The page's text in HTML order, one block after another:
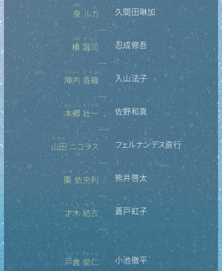
泉
いずみ
ルカ
…
久間田琳加
椿
つばき
誠司
せいじ
…
忍成修吾
陣内
じんない
香織
かおり
…
入山法子
本郷
ほんごう
壮一
そういち
…
佐野和真
山田
やまだ
ニコラス
…
フェルナンデス直行
棗
なつめ
依央利
いおり
…
熊井啓太
才木
さいき
結衣
ゆい
…
蒼戸虹子
戸倉
とくら
俊仁
しゅんじ
小池徹平